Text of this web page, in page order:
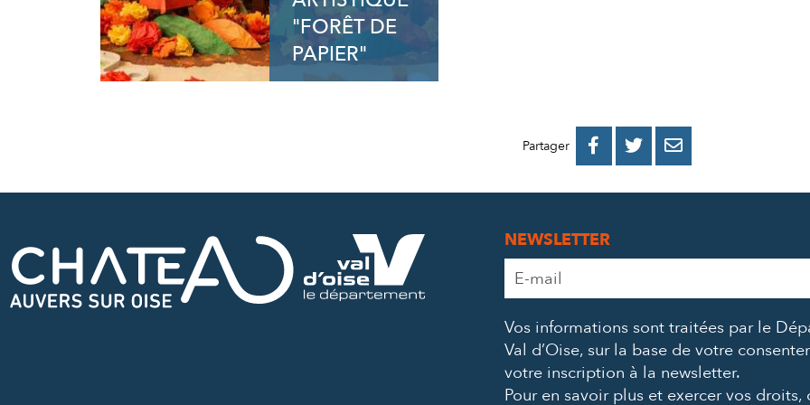
"FORÊT DE
PAPIER"
Partager 
PARTAGER
PARTAGER
PARTAGER
NEWSLETTER
Adresse
e-
*
Vos informations sont traitées par le
Val d’Oise, sur la base de votre
votre inscription à la newsletter.
Pour en savoir plus et exercer vos droits,